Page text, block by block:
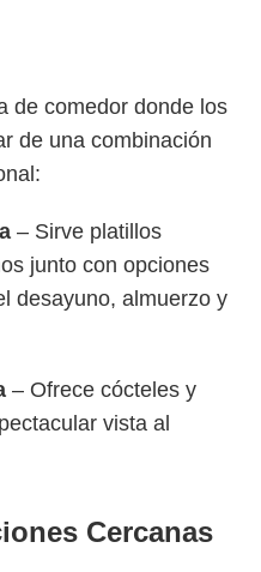
de comedor donde los
de una combinación
– Sirve platillos
junto con opciones
desayuno, almuerzo y
– Ofrece cócteles y
vista al
Cercanas